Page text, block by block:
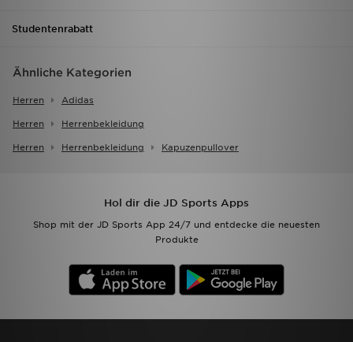
Studentenrabatt
Ähnliche Kategorien
Herren Adidas
Herren Herrenbekleidung
Herren Herrenbekleidung Kapuzenpullover
Hol dir die JD Sports Apps
Shop mit der JD Sports App 24/7 und entdecke die neuesten
Produkte